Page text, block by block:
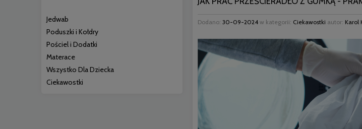
Jedwab
Poduszki i Kołdry
Pościel i Dodatki
Materace
Wszystko Dla Dziecka
Ciekawostki
Dodano: 30-09-2024 w kategorii: Ciekawostki autor: Karol